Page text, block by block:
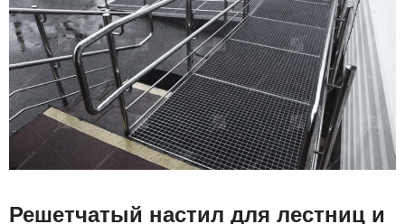
Решетчатый настил для лестниц и